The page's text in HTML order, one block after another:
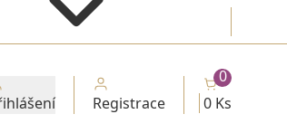
Registrace 0 Ks
0